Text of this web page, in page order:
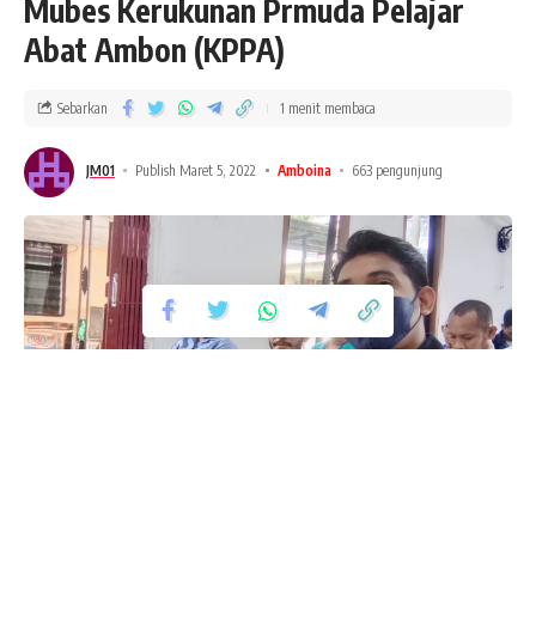
Mubes Kerukunan Prmuda Pelajar
Abat Ambon (KPPA)
JM01 Publish Maret 5, 2022 Amboina 663 pengunjung
Sebarkan 1 menit membaca